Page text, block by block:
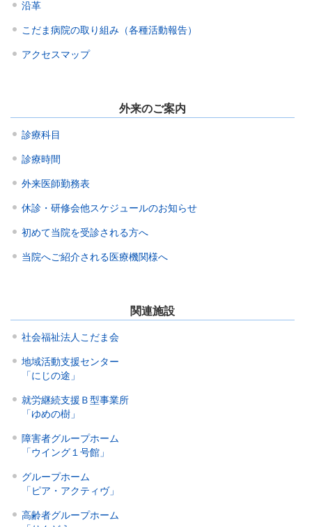
沿革
こだま病院の取り組み（各種活動報告）
アクセスマップ
外来のご案内
診療科目
診療時間
外来医師勤務表
休診・研修会他スケジュールのお知らせ
初めて当院を受診される方へ
当院へご紹介される医療機関様へ
関連施設
社会福祉法人こだま会
地域活動支援センター
「にじの途」
就労継続支援Ｂ型事業所
「ゆめの樹」
障害者グループホーム
「ウイング１号館」
グループホーム
「ピア・アクティヴ」
高齢者グループホーム